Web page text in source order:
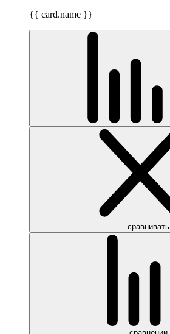
{{ card.name }}
сравнивать